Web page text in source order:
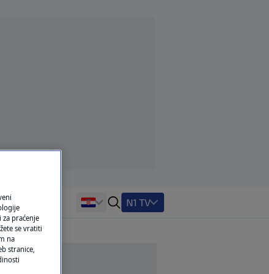
N1 TV
praćenje
se vratiti
na
stranice,